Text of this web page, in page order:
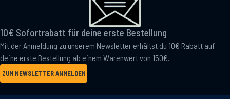
10€ Sofortrabatt für deine erste Bestellung
Mit der Anmeldung zu unserem Newsletter erhältst du 10€ Rabatt auf
deine erste Bestellung ab einem Warenwert von 150€.
ZUM NEWSLETTER ANMELDEN